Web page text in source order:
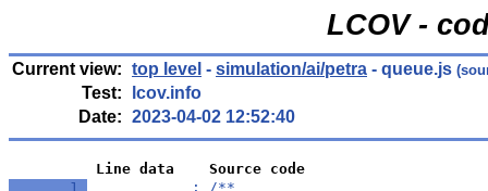
LCOV -
Current view: top level - simulation/ai/petra - queue.js
Test:
lcov.info
Date: 2023-04-02 12:52:40
          Line data    Source code
       1
            : /**